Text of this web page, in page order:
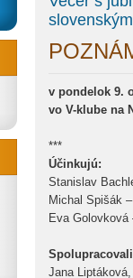
v pondelok 9.
vo V-klube na
***
Účinkujú:
Stanislav
Michal Spišák
Eva Golovková
Jana